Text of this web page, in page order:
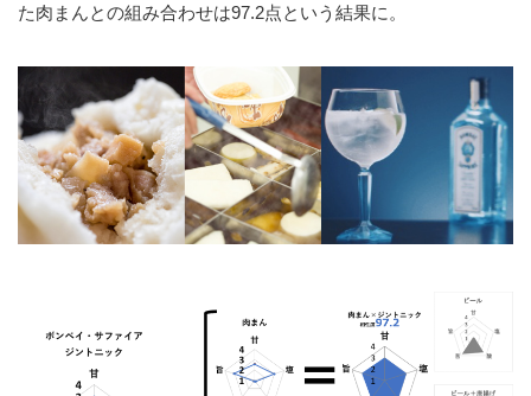
た肉まんとの組み合わせは97.2点という結果に。